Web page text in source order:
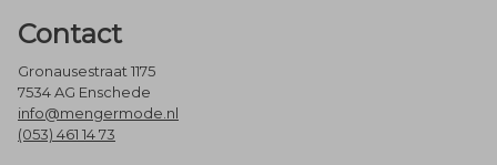
Contact
Gronausestraat 1175
7534 AG Enschede
info@mengermode.nl
(053) 461 14 73